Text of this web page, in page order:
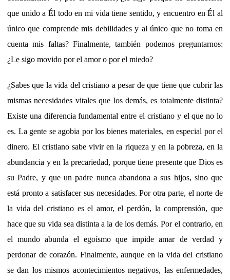
que unido a Él todo en mi vida tiene sentido, y encuentro en Él al
único que comprende mis debilidades y al único que no toma en
cuenta mis faltas? Finalmente, también podemos preguntarnos:
¿Le sigo movido por el amor o por el miedo?
¿Sabes que la vida del cristiano a pesar de que tiene que cubrir las
mismas necesidades vitales que los demás, es totalmente distinta?
Existe una diferencia fundamental entre el cristiano y el que no lo
es. La gente se agobia por los bienes materiales, en especial por el
dinero. El cristiano sabe vivir en la riqueza y en la pobreza, en la
abundancia y en la precariedad, porque tiene presente que Dios es
su Padre, y que un padre nunca abandona a sus hijos, sino que
está pronto a satisfacer sus necesidades. Por otra parte, el norte de
la vida del cristiano es el amor, el perdón, la comprensión, que
hace que su vida sea distinta a la de los demás. Por el contrario, en
el mundo abunda el egoísmo que impide amar de verdad y
perdonar de corazón. Finalmente, aunque en la vida del cristiano
se dan los mismos acontecimientos negativos, las enfermedades,